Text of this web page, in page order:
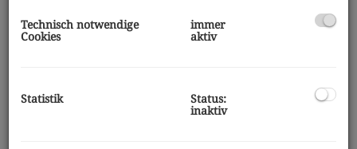
Diese schöne Garconniere in der Nähe des LKH-Graz
sucht ab sofort einen neuen Mieter!
Technisch notwendige
Cookies
immer
aktiv
Statistik Status:
inaktiv